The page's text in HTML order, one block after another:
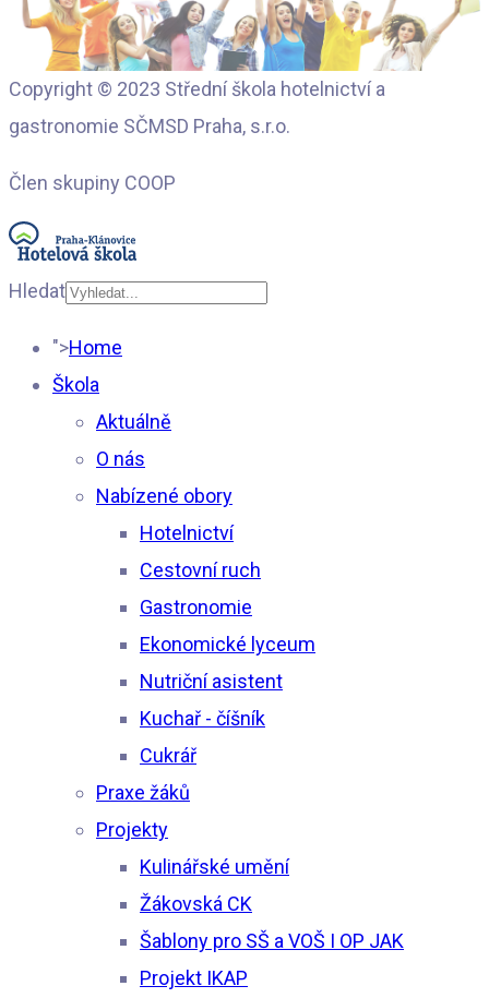
Copyright © 2023 Střední škola hotelnictví a
gastronomie SČMSD Praha, s.r.o.
Člen skupiny COOP
Hledat
characters for results.
">Home
Škola
Aktuálně
O nás
Nabízené obory
Hotelnictví
Cestovní ruch
Gastronomie
Ekonomické lyceum
Nutriční asistent
Kuchař - číšník
Cukrář
Praxe žáků
Projekty
Kulinářské umění
Žákovská CK
Šablony pro SŠ a VOŠ I OP JAK
Projekt IKAP